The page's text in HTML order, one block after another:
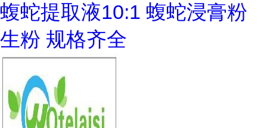
蝮蛇提取液10:1 蝮蛇浸膏粉
生粉 规格齐全